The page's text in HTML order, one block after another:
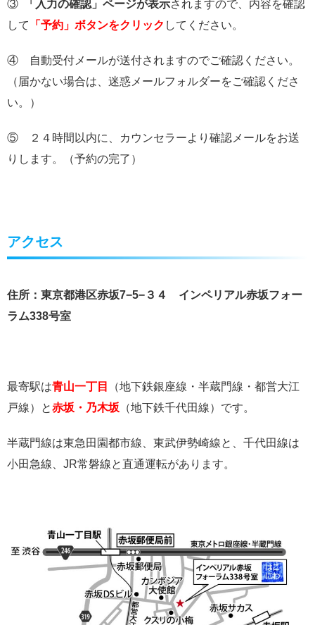
③ 「入力の確認」ページが表示されますので、内容を確認
して
「予約」ボタンをクリック してください。
④ 自動受付メールが送付されますのでご確認ください。
（届かない場合は、迷惑メールフォルダーをご確認くださ
い。）
⑤ ２４時間以内に、カウンセラーより確認メールをお送
りします。（予約の完了）
アクセス
住所：東京都港区赤坂7−5−３４ インペリアル赤坂フォー
ラム338号室
最寄駅は青山一丁目
（地下鉄銀座線・半蔵門線・都営大江
戸線）と赤坂・乃木坂 （地下鉄千代田線）です。
半蔵門線は東急田園都市線、東武伊勢崎線と、千代田線は
小田急線、JR常磐線と直通運転があります。